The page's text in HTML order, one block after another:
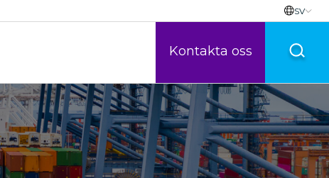
SV
Kontakta oss